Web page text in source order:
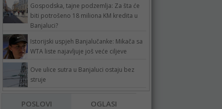
Gospodska, tajne podzemlja: Za šta će
biti potrošeno 18 miliona KM kredita u
Banjaluci?
Istorijski uspjeh Banjalučanke: Mikača sa
WTA liste najavljuje još veće ciljeve
Ove ulice sutra u Banjaluci ostaju bez
struje
POSLOVI OGLASI
Vozač/Dostavljač